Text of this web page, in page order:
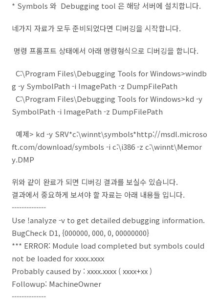
* Symbols 와 Debugging tool 은 해당 서버에 설치합니다.
네가지 자료가 모두 준비되었다면 디버깅을 시작합니다.
명령 프롬프트 상태에서 아래 명령형식으로 디버깅을 합니다.
C:\Program Files\Debugging Tools for Windows>windb
g -y SymbolPath -i ImagePath -z DumpFilePath
C:\Program Files\Debugging Tools for Windows>kd -y
SymbolPath -i ImagePath -z DumpFilePath
예제> kd -y SRV*c:\winnt\symbols*http://msdl.microso
ft.com/download/symbols -i c:\i386 -z c:\winnt\Memor
y.DMP
위와 같이 완료가 되면 디버깅 결과를 보실수 있습니다.
결과에서 중요하게 보셔야 할 자료는 아래 내용들 입니다.
--------------
Use !analyze -v to get detailed debugging information.
BugCheck D1, {000000, 000, 0, 00000000}
*** ERROR: Module load completed but symbols could
not be loaded for xxxx.xxxx
Probably caused by : xxxx.xxxx ( xxxx+xx )
Followup: MachineOwner
--------------